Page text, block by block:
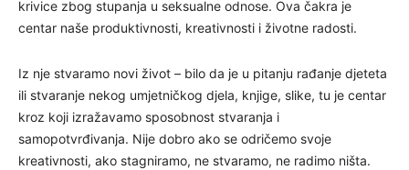
krivice zbog stupanja u seksualne odnose. Ova čakra je
centar naše produktivnosti, kreativnosti i životne radosti.
Iz nje stvaramo novi život – bilo da je u pitanju rađanje djeteta
ili stvaranje nekog umjetničkog djela, knjige, slike, tu je centar
kroz koji izražavamo sposobnost stvaranja i
samopotvrđivanja. Nije dobro ako se odričemo svoje
kreativnosti, ako stagniramo, ne stvaramo, ne radimo ništa.